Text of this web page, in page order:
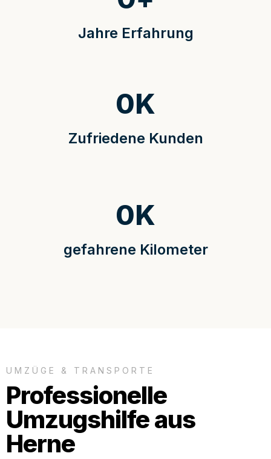
Jahre Erfahrung
Zufriedene Kunden
0K
gefahrene Kilometer
0K
UMZÜGE & TRANSPORTE
Professionelle
Umzugshilfe aus
Herne